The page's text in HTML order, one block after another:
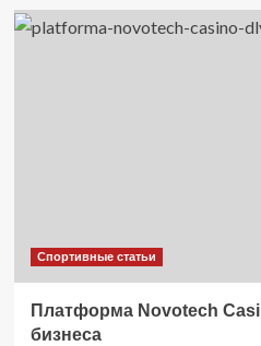
Спортивные статьи
Платформа Novotech
бизнеса